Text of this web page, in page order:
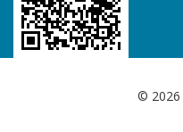
© 2026